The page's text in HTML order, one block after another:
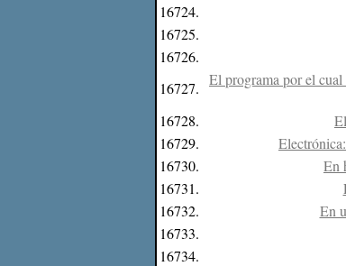
16724.
16725.
16726.
16727. El programa por el
16728.
16729.
16730.
En
16731.
16732.
En
16733.
16734.